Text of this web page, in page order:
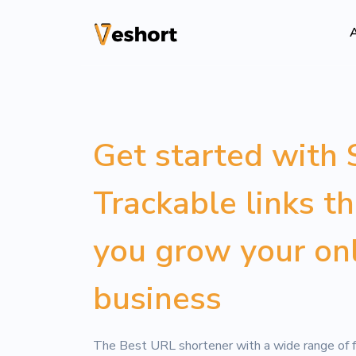
Codes QR
Pages bio
Convertissez
Get started with
Trackable links
you grow your
business
The Best URL shortener with a wide range of